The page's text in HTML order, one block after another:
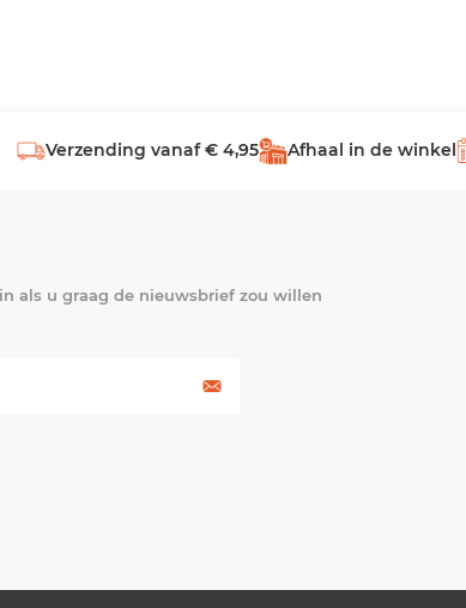
Verzending vanaf € 4,95 Afhaal in de winkel
als u graag de nieuwsbrief zou willen